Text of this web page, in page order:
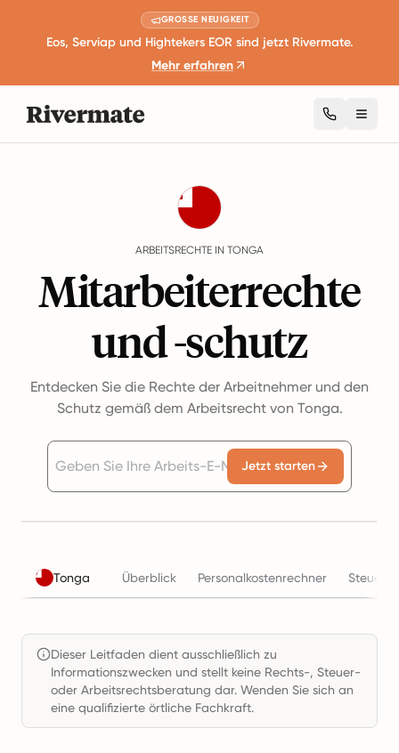
GROSSE NEUIGKEIT
Eos, Serviap und Hightekers EOR sind jetzt Rivermate.
Mehr erfahren
ARBEITSRECHTE IN TONGA
Mitarbeiterrechte
und -schutz
Entdecken Sie die Rechte der Arbeitnehmer und den
Schutz gemäß dem Arbeitsrecht von Tonga.
Jetzt starten
Tonga Überblick Personalkostenrechner Steuern
Dieser Leitfaden dient ausschließlich zu
Informationszwecken und stellt keine Rechts-, Steuer-
oder Arbeitsrechtsberatung dar. Wenden Sie sich an
eine qualifizierte örtliche Fachkraft.